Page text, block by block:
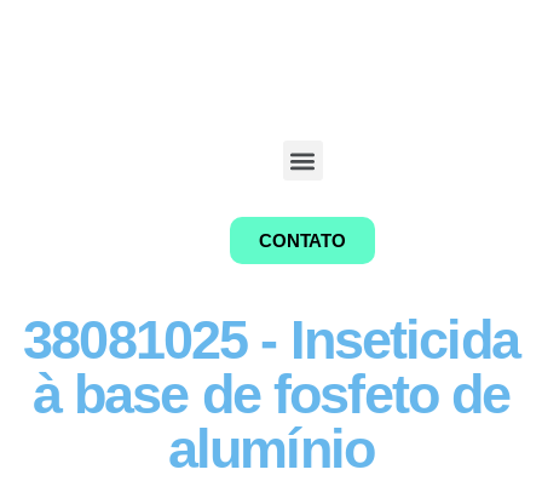
CONTATO
38081025 - Inseticida
à base de fosfeto de
alumínio